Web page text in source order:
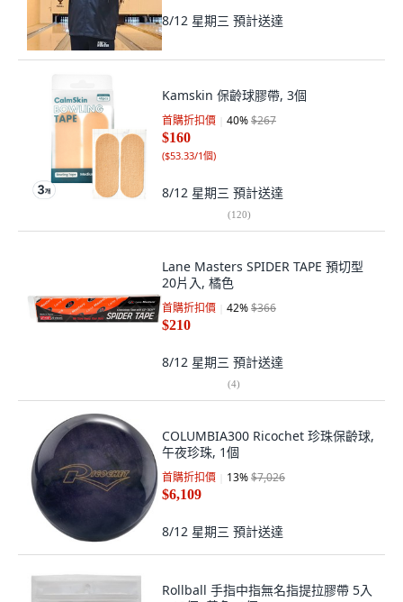
8/12 星期三 預計送達
Kamskin 保齡球膠帶, 3個
首購折扣價 40%$267
$160
($53.33/1個)
8/12 星期三 預計送達
(120)
Lane Masters SPIDER TAPE 預切型
20片入, 橘色
首購折扣價 42%$366
$210
8/12 星期三 預計送達
(4)
COLUMBIA300 Ricochet 珍珠保齡球,
午夜珍珠, 1個
首購折扣價 13%$7,026
$6,109
8/12 星期三 預計送達
Rollball 手指中指無名指提拉膠帶 5入